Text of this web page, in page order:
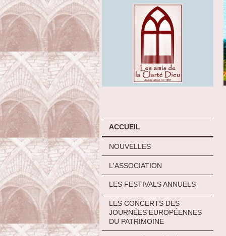
ACCUEIL
NOUVELLES
L'ASSOCIATION
LES FESTIVALS ANNUELS
LES CONCERTS DES
JOURNÉES EUROPÉENNES
DU PATRIMOINE